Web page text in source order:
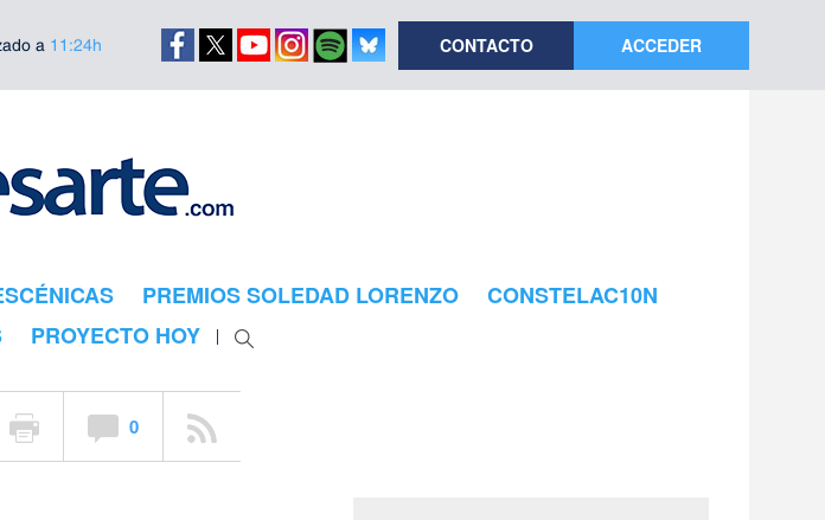
a 11:24h CONTACTO ACCEDER
PREMIOS SOLEDAD LORENZO
CONSTELAC10N
PROYECTO HOY
0